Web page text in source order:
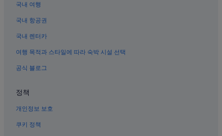
국내 여행
국내 항공권
국내 렌터카
여행 목적과 스타일에 따라 숙박 시설 선택
공식 블로그
정책
개인정보 보호
쿠키 정책